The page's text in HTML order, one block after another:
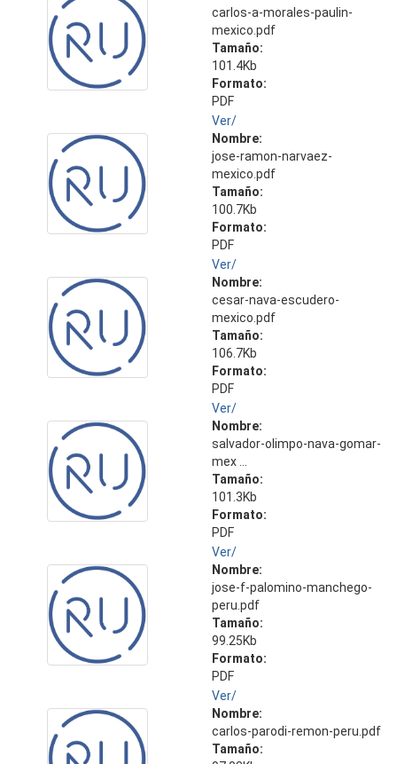
carlos-a-morales-paulin-
mexico.pdf
Tamaño:
101.4Kb
Formato:
PDF
Ver/
Nombre:
jose-ramon-narvaez-
mexico.pdf
Tamaño:
100.7Kb
Formato:
PDF
Ver/
Nombre:
cesar-nava-escudero-
mexico.pdf
Tamaño:
106.7Kb
Formato:
PDF
Ver/
Nombre:
salvador-olimpo-nava-gomar-
mex ...
Tamaño:
101.3Kb
Formato:
PDF
Ver/
Nombre:
jose-f-palomino-manchego-
peru.pdf
Tamaño:
99.25Kb
Formato:
PDF
Ver/
Nombre:
carlos-parodi-remon-peru.pdf
Tamaño: